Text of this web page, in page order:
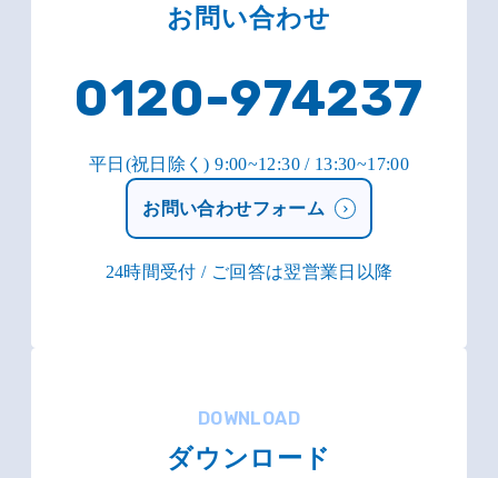
お問い合わせ
0120-974237
平日(祝日除く) 9:00~12:30 / 13:30~17:00
お問い合わせフォーム
24時間受付 / ご回答は翌営業日以降
DOWNLOAD
ダウンロード